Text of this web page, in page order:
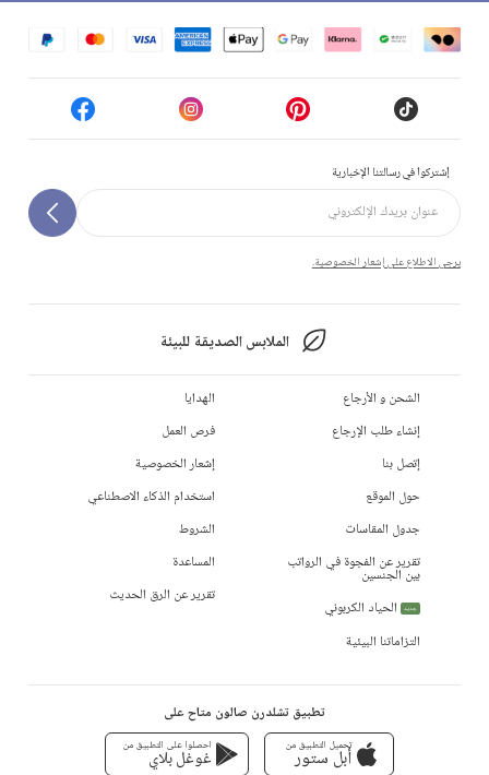
إشتركوا في رسالتنا الإخبارية
يرجى الاطلاع على إشعار الخصوصية.
الملابس الصديقة للبيئة
الشحن و الأرجاع
إنشاء طلب الإرجاع
إتصل بنا
حول الموقع
جدول المقاسات
تقرير عن الفجوة في الرواتب
بين الجنسين
جديد
الحياد الكربوني
التزاماتنا البيئية
الهدايا
فرص العمل
إشعار الخصوصية
استخدام الذكاء الاصطناعي
الشروط
المساعدة
تقرير عن الرق الحديث
تطبيق تشلدرن صالون متاح على
تحميل التطبيق من
أبل ستور
احصلوا على التطبيق من
غوغل بلاي